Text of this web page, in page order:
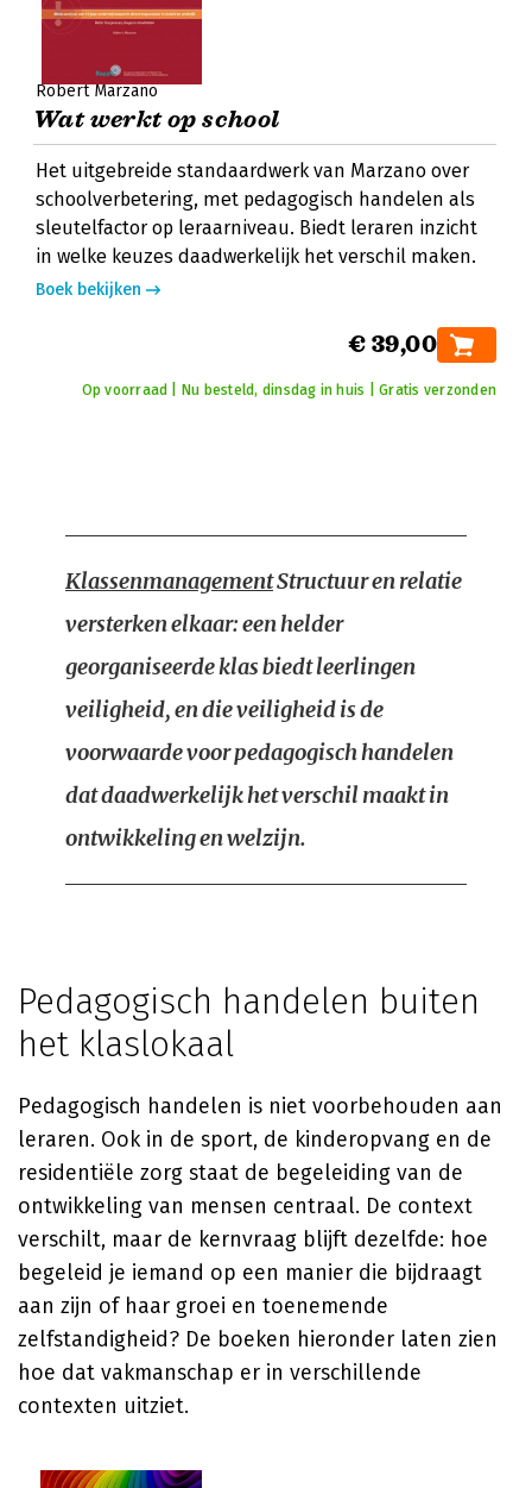
Robert Marzano
Wat werkt op school
Het uitgebreide standaardwerk van Marzano over
schoolverbetering, met pedagogisch handelen als
sleutelfactor op leraarniveau. Biedt leraren inzicht
in welke keuzes daadwerkelijk het verschil maken.
Boek bekijken
€ 39,00
Op voorraad | Nu besteld, dinsdag in huis | Gratis verzonden
KlassenmanagementStructuur en relatie
versterken elkaar: een helder
georganiseerde klas biedt leerlingen
veiligheid, en die veiligheid is de
voorwaarde voor pedagogisch handelen
dat daadwerkelijk het verschil maakt in
ontwikkeling en welzijn.
Pedagogisch handelen buiten
het klaslokaal
Pedagogisch handelen is niet voorbehouden aan
leraren. Ook in de sport, de kinderopvang en de
residentiële zorg staat de begeleiding van de
ontwikkeling van mensen centraal. De context
verschilt, maar de kernvraag blijft dezelfde: hoe
begeleid je iemand op een manier die bijdraagt
aan zijn of haar groei en toenemende
zelfstandigheid? De boeken hieronder laten zien
hoe dat vakmanschap er in verschillende
contexten uitziet.